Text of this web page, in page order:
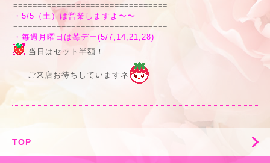
================================
・5/5（土）は営業しますよ〜〜
================================
・毎週月曜日は苺デー(5/7,14,21,28)
当日はセット半額！
ご来店お待ちしていますネ
TOP